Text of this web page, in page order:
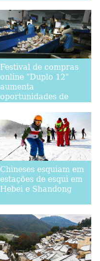
Festival de compras
online "Duplo 12"
aumenta
oportunidades de
empresas de logística
Chineses esquiam em
estações de esqui em
Hebei e Shandong